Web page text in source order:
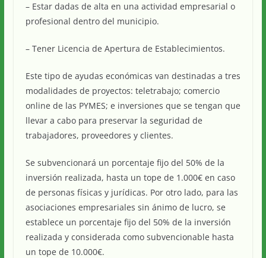
– Estar dadas de alta en una actividad empresarial o
profesional dentro del municipio.
– Tener Licencia de Apertura de Establecimientos.
Este tipo de ayudas económicas van destinadas a tres
modalidades de proyectos: teletrabajo; comercio
online de las PYMES; e inversiones que se tengan que
llevar a cabo para preservar la seguridad de
trabajadores, proveedores y clientes.
Se subvencionará un porcentaje fijo del 50% de la
inversión realizada, hasta un tope de 1.000€ en caso
de personas físicas y jurídicas. Por otro lado, para las
asociaciones empresariales sin ánimo de lucro, se
establece un porcentaje fijo del 50% de la inversión
realizada y considerada como subvencionable hasta
un tope de 10.000€.